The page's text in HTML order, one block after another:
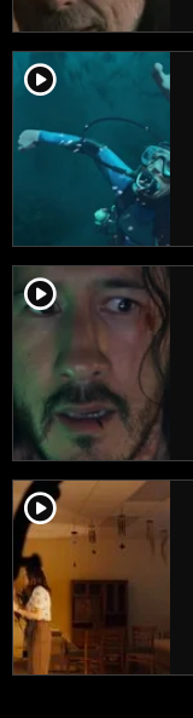
player2
player2
player2